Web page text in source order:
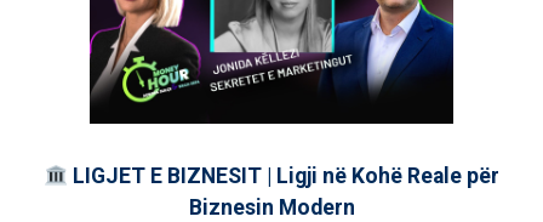
LIGJET E BIZNESIT | Ligji në Kohë Reale për
Biznesin Modern